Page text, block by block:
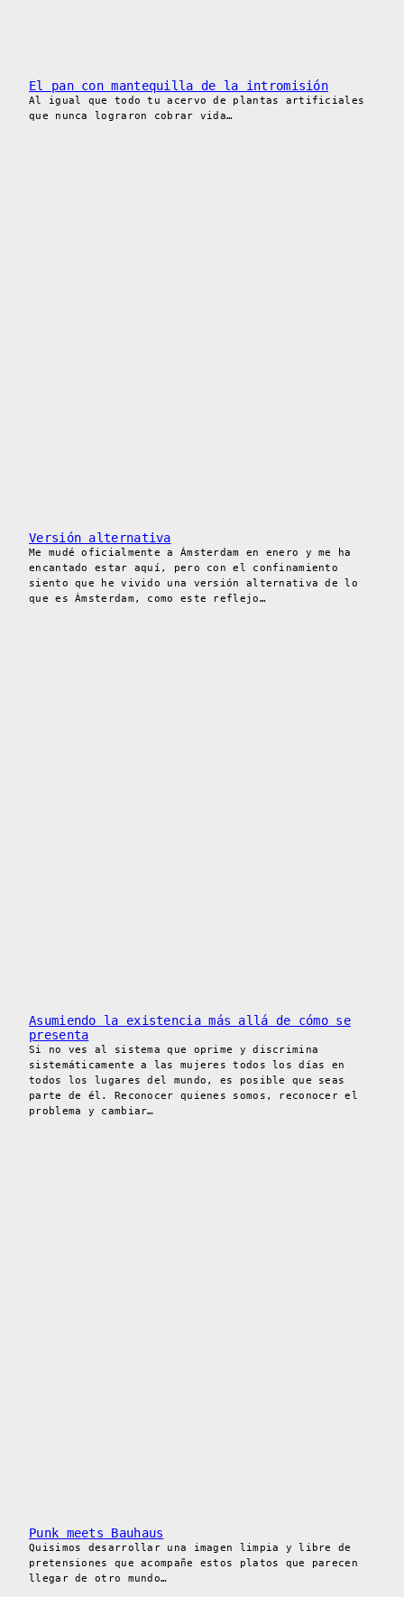
El pan con mantequilla de la intromisión
Al igual que todo tu acervo de plantas artificiales
que nunca lograron cobrar vida…
Versión alternativa
Me mudé oficialmente a Ámsterdam en enero y me ha
encantado estar aquí, pero con el confinamiento
siento que he vivido una versión alternativa de lo
que es Ámsterdam, como este reflejo…
Asumiendo la existencia más allá de cómo se
presenta
Si no ves al sistema que oprime y discrimina
sistemáticamente a las mujeres todos los días en
todos los lugares del mundo, es posible que seas
parte de él. Reconocer quienes somos, reconocer el
problema y cambiar…
Punk meets Bauhaus
Quisimos desarrollar una imagen limpia y libre de
pretensiones que acompañe estos platos que parecen
llegar de otro mundo…